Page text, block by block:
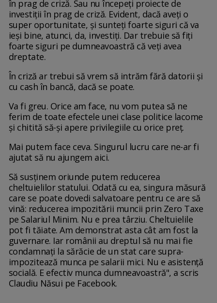
în prag de criză. Sau nu începeți proiecte de
investiții în prag de criză. Evident, dacă aveți o
super oportunitate, și sunteți foarte siguri că va
ieși bine, atunci, da, investiți. Dar trebuie să fiți
foarte siguri pe dumneavoastră că veți avea
dreptate.
În criză ar trebui să vrem să intrăm fără datorii și
cu cash în bancă, dacă se poate.
Va fi greu. Orice am face, nu vom putea să ne
ferim de toate efectele unei clase politice lacome
și chitită să-și apere privilegiile cu orice preț.
Mai putem face ceva. Singurul lucru care ne-ar fi
ajutat să nu ajungem aici.
Să susținem oriunde putem reducerea
cheltuielilor statului. Odată cu ea, singura măsură
care se poate dovedi salvatoare pentru ce are să
vină: reducerea impozitării muncii prin Zero Taxe
pe Salariul Minim. Nu e prea târziu. Cheltuielile
pot fi tăiate. Am demonstrat asta cât am fost la
guvernare. Iar românii au dreptul să nu mai fie
condamnați la sărăcie de un stat care supra-
impozitează munca pe salarii mici. Nu e asistență
socială. E efectiv munca dumneavoastră", a scris
Claudiu Năsui pe Facebook.